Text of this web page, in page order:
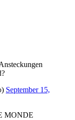
September 15,
MONDE